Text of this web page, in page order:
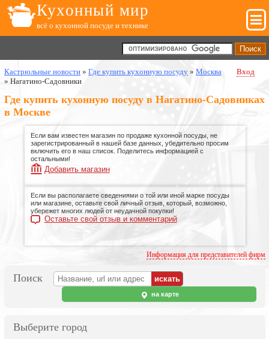
Кухонный мир
всё о кухонной посуде и технике
Кастрюльные новости » Где купить кухонную посуду » Москва
» Нагатино-Садовники
Вход
Где купить кухонную посуду в Нагатино-Садовниках
в Москве
Если вам известен магазин по продаже кухонной посуды, не
зарегистрированный в нашей базе данных, убедительно просим
включить его в наш список. Поделитесь информацией с
остальными!
Добавить магазин
Если вы располагаете сведениями о той или иной марке посуды
или магазине, оставьте свой личный отзыв, который, возможно,
убережет многих людей от неудачной покупки!
Оставьте свой отзыв и комментарий
Информация для представителей фирм
Поиск
на карте
Выберите город